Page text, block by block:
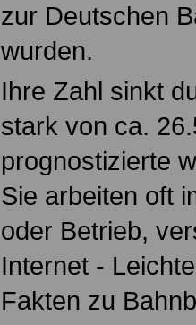
zur Deutschen
wurden.
Ihre Zahl sinkt
stark von ca.
prognostizierte
Sie arbeiten oft
oder Betrieb,
Internet -
Fakten zu